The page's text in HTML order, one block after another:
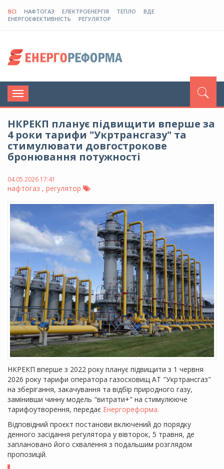
ВСІ НАФТОГАЗ ЕЛЕКТРОЕНЕРГІЯ ТЕПЛО
ВДЕ
ЕНЕРГОЕФЕКТИВНІСТЬ
РЕГУЛЯТОР
Toggle
navigation
НКРЕКП планує підвищити вперше за
4 роки тарифи "Укртрансгазу" та
стимулювати довгострокове
бронювання потужності
04.05.2026 17:41
нафтогаз , регулятор
НКРЕКП вперше з 2022 року планує підвищити з 1 червня
2026 року тарифи оператора газосховищ АТ "Укртрансгаз"
на зберігання, закачування та відбір природного газу,
замінивши чинну модель "витрати+" на стимулююче
тарифоутворення, передає Енергореформа.
Відповідний проєкт постанови включений до порядку
денного засідання регулятора у вівторок, 5 травня, де
заплановано його схвалення з подальшим розглядом
пропозицій.